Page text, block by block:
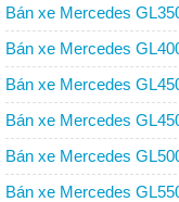
Bán xe Mercedes
Bán xe Mercedes
Bán xe Mercedes
Bán xe Mercedes
Bán xe Mercedes
Bán xe Mercedes